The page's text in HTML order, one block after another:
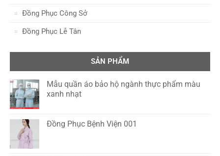
Đồng Phục Công Sở
Đồng Phục Lễ Tân
SẢN PHẨM
Mẫu quần áo bảo hộ ngành thực phẩm màu
xanh nhạt
Đồng Phục Bệnh Viện 001